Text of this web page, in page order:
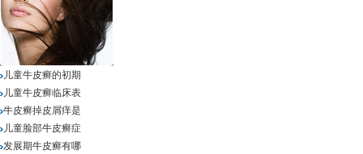
儿童牛皮癣的初期
儿童牛皮癣临床表
牛皮癣掉皮屑痒是
儿童脸部牛皮癣症
发展期牛皮癣有哪